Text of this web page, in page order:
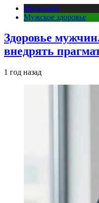
Медицина
Мужское здоровье
Здоровье
внедрять
1 год назад